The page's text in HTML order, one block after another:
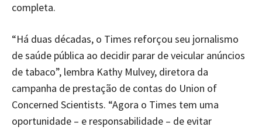
completa.
“Há duas décadas, o Times reforçou seu jornalismo
de saúde pública ao decidir parar de veicular anúncios
de tabaco”, lembra Kathy Mulvey, diretora da
campanha de prestação de contas do Union of
Concerned Scientists. “Agora o Times tem uma
oportunidade – e responsabilidade – de evitar